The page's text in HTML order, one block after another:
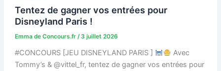
Tentez de gagner vos entrées pour
Disneyland Paris !
Emma de Concours.fr / 3 juillet 2026
#CONCOURS [JEU DISNEYLAND PARIS ]
Avec
Tommy’s & @vittel_fr, tentez de gagner vos entrées pour